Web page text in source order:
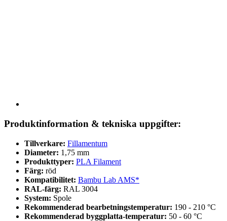
Produktinformation & tekniska uppgifter:
Tillverkare: Fillamentum
Diameter: 1,75 mm
Produkttyper: PLA Filament
Färg: röd
Kompatibilitet: Bambu Lab AMS*
RAL-färg: RAL 3004
System: Spole
Rekommenderad bearbetningstemperatur: 190 - 210 °C
Rekommenderad byggplatta-temperatur: 50 - 60 °C